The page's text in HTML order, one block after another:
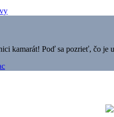
kamarát! Poď sa pozrieť, čo je